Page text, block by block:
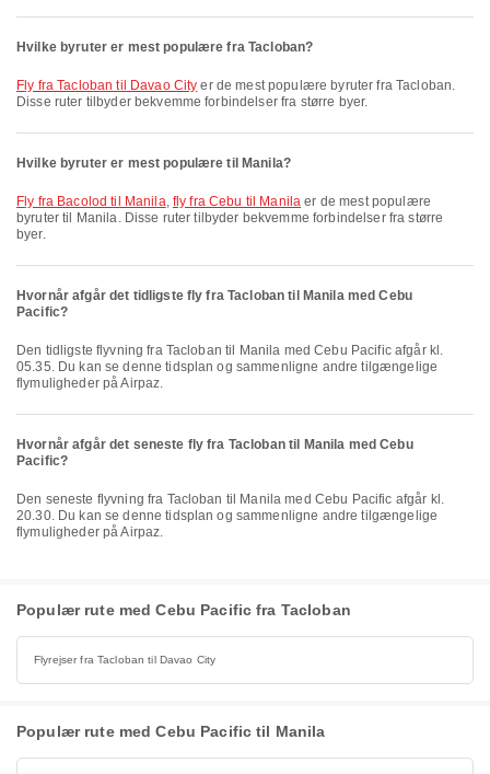
Hvilke byruter er mest populære fra Tacloban?
fly fra Tacloban til Davao City er de mest populære byruter fra Tacloban.
Disse ruter tilbyder bekvemme forbindelser fra større byer.
Hvilke byruter er mest populære til Manila?
fly fra Bacolod til Manila, fly fra Cebu til Manila er de mest populære
byruter til Manila. Disse ruter tilbyder bekvemme forbindelser fra større
byer.
Hvornår afgår det tidligste fly fra Tacloban til Manila med Cebu
Pacific?
Den tidligste flyvning fra Tacloban til Manila med Cebu Pacific afgår kl.
05.35. Du kan se denne tidsplan og sammenligne andre tilgængelige
flymuligheder på Airpaz.
Hvornår afgår det seneste fly fra Tacloban til Manila med Cebu
Pacific?
Den seneste flyvning fra Tacloban til Manila med Cebu Pacific afgår kl.
20.30. Du kan se denne tidsplan og sammenligne andre tilgængelige
flymuligheder på Airpaz.
Populær rute med Cebu Pacific fra Tacloban
Flyrejser fra Tacloban til Davao City
Populær rute med Cebu Pacific til Manila